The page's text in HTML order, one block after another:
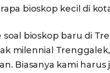
bioskop kecil di
soal bioskop baru di
milennial
Biasanya kami